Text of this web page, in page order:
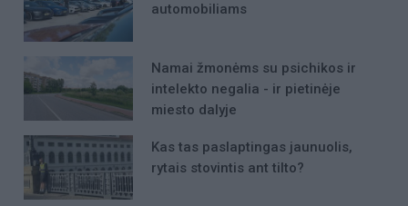
automobiliams
Namai žmonėms su psichikos ir
intelekto negalia - ir pietinėje
miesto dalyje
Kas tas paslaptingas jaunuolis,
rytais stovintis ant tilto?